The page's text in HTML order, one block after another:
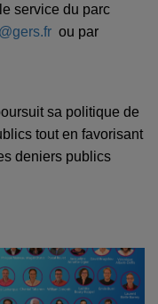
service du parc
ou par
sa politique de
tout en favorisant
deniers publics